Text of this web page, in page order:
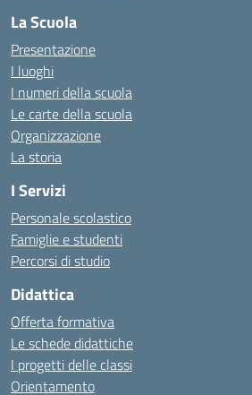
La Scuola
Presentazione
I luoghi
I numeri della scuola
Le carte della scuola
Organizzazione
La storia
I Servizi
Personale scolastico
Famiglie e studenti
Percorsi di studio
Didattica
Offerta formativa
Le schede didattiche
I progetti delle classi
Orientamento